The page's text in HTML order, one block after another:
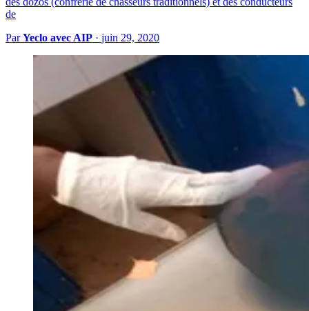
de
ParYeclo avec AIP · juin 29, 2020